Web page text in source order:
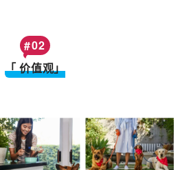
#02
「 价值观」